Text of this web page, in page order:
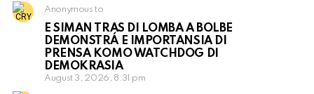
Anonymous to
E SIMAN TRAS DI LOMBA A BOLBE
DEMONSTRÁ E IMPORTANSIA DI
PRENSA KOMO WATCHDOG DI
DEMOKRASIA
August 3, 2026, 8:31 pm